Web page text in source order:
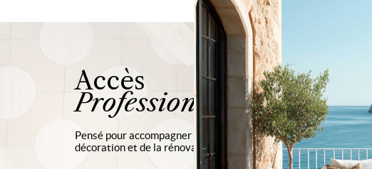
Accès
Professionnels
Pensé pour accompagner au quotidien les professionnels de la
décoration et de la rénovation, profitez d’un service sur mesure.